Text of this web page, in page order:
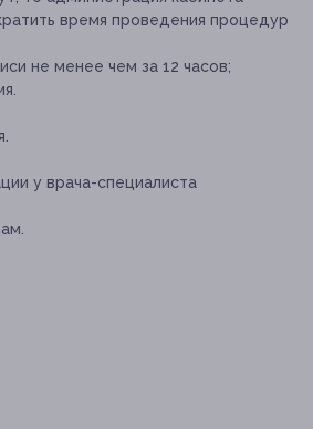
время проведения процедур
не менее чем за 12 часов;
у врача-специалиста